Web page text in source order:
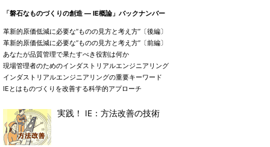
「磐石なものづくりの創造 ― IE概論」バックナンバー
革新的原価低減に必要な“ものの見方と考え方”〔後編〕
革新的原価低減に必要な“ものの見方と考え方”〔前編〕
あなたが品質管理で果たすべき役割は何か
現場管理者のためのインダストリアルエンジニアリング
インダストリアルエンジニアリングの重要キーワード
IEとはものづくりを改善する科学的アプローチ
実践！ IE：方法改善の技術